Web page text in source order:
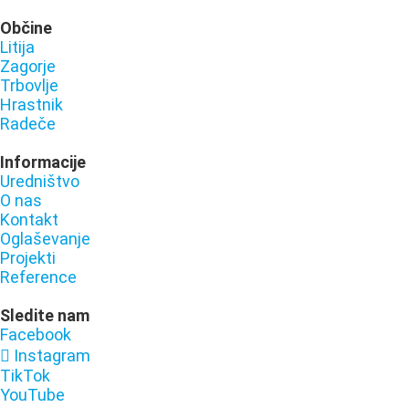
Občine
Litija
Zagorje
Trbovlje
Hrastnik
Radeče
Informacije
Uredništvo
O nas
Kontakt
Oglaševanje
Projekti
Reference
Sledite nam
Facebook
Instagram
TikTok
YouTube